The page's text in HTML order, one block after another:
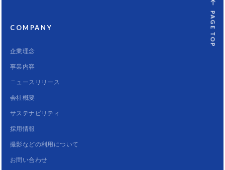
PAGE TOP
COMPANY
企業理念
事業内容
ニュースリリース
会社概要
サステナビリティ
採用情報
撮影などの利用について
お問い合わせ